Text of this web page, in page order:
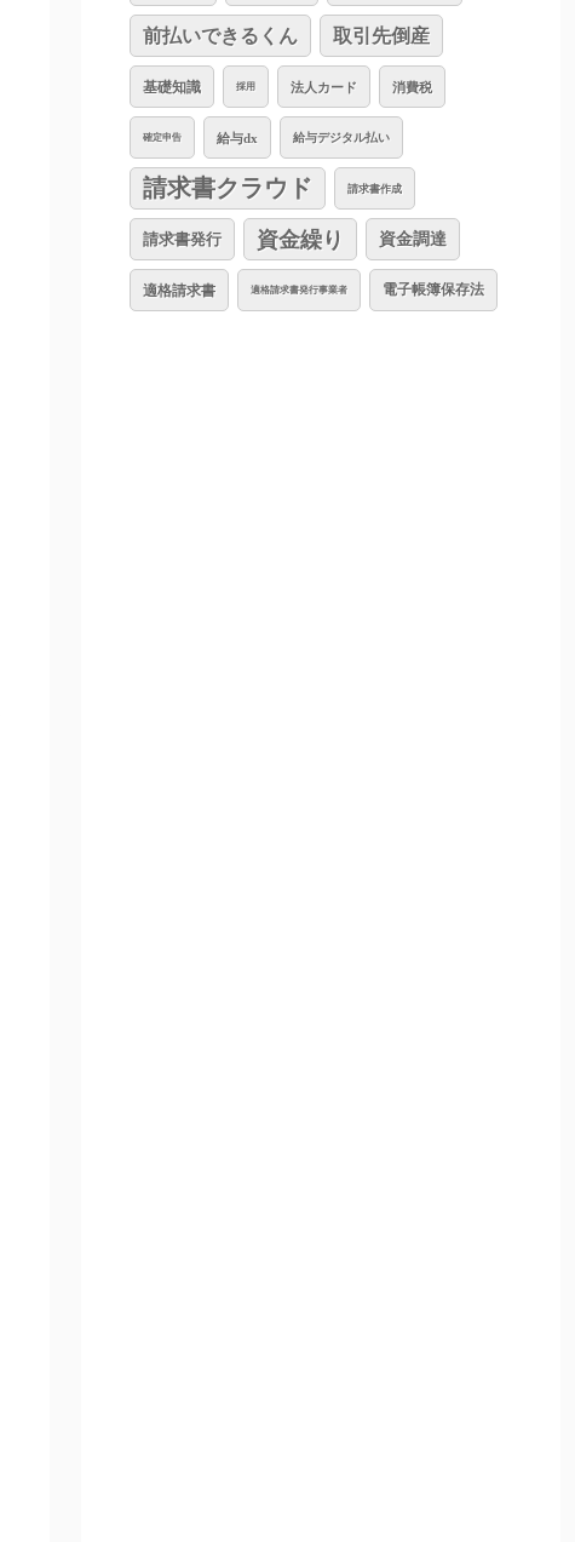
前払いできるくん 取引先倒産
基礎知識 採用 法人カード 消費税
確定申告 給与dx 給与デジタル払い
請求書クラウド 請求書作成
請求書発行 資金繰り 資金調達
適格請求書 適格請求書発行事業者 電子帳簿保存法